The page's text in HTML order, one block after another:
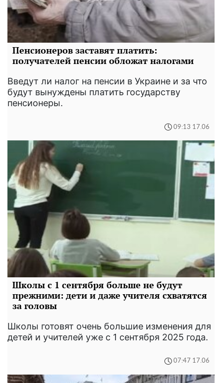
Пенсионеров заставят платить:
получателей пенсии обложат налогами
Введут ли налог на пенсии в Украине и за что
будут вынуждены платить государству
пенсионеры.
09:13 17.06
Школы с 1 сентября больше не будут
прежними: дети и даже учителя схватятся
за головы
Школы готовят очень большие изменения для
детей и учителей уже с 1 сентября 2025 года.
07:47 17.06